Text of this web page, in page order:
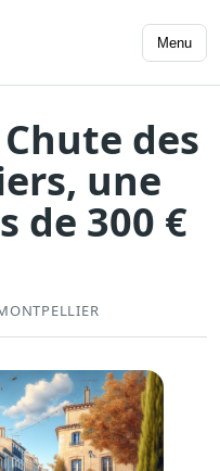
Menu
des
une
de 300 €